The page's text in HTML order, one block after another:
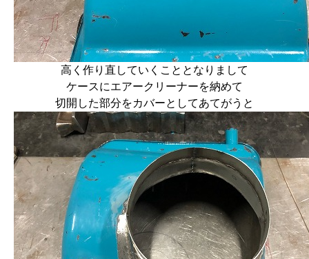
高く作り直していくこととなりまして
ケースにエアークリーナーを納めて
切開した部分をカバーとしてあてがうと